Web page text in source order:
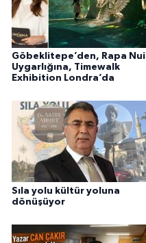
Göbeklitepe’den, Rapa Nui
Uygarlığına, Timewalk
Exhibition Londra’da
Sıla yolu kültür yoluna
dönüşüyor